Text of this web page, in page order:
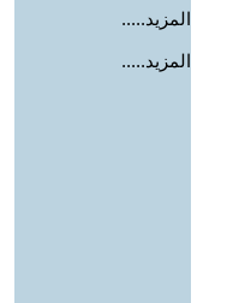
المزيد.....
المزيد.....